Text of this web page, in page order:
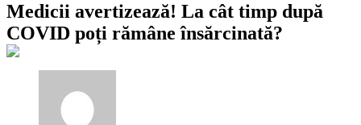
Medicii avertizează! La cât timp după
COVID poți rămâne însărcinată?